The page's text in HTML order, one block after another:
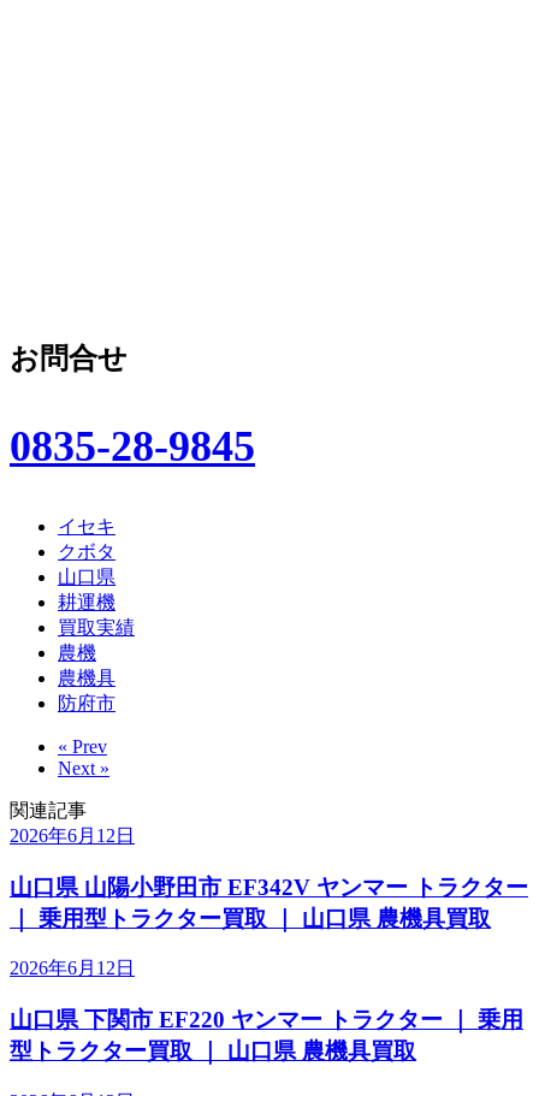
お問合せ
0835-28-9845
イセキ
クボタ
山口県
耕運機
買取実績
農機
農機具
防府市
« Prev
Next »
関連記事
2026年6月12日
山口県 山陽小野田市 EF342V ヤンマー トラクター
｜ 乗用型トラクター買取 ｜ 山口県 農機具買取
2026年6月12日
山口県 下関市 EF220 ヤンマー トラクター ｜ 乗用
型トラクター買取 ｜ 山口県 農機具買取